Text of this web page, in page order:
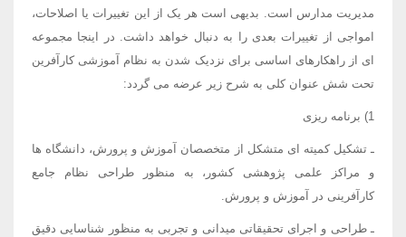
مدیریت مدارس است. بدیهی است هر یک از این تغییرات یا اصلاحات،
امواجی از تغییرات بعدی را به دنبال خواهد داشت. در اینجا مجموعه
ای از راهکارهای اساسی برای نزدیک شدن به نظام آموزشی کارآفرین
تحت شش عنوان کلی به شرح زیر عرضه می گردد:
1) برنامه ریزی
ـ تشکیل کمیته ای متشکل از متخصصان آموزش و پرورش، دانشگاه ها
و مراکز علمی پژوهشی کشور، به منظور طراحی نظام جامع
کارآفرینی در آموزش و پرورش.
ـ طراحی و اجرای تحقیقاتی میدانی و تجربی به منظور شناسایی دقیق